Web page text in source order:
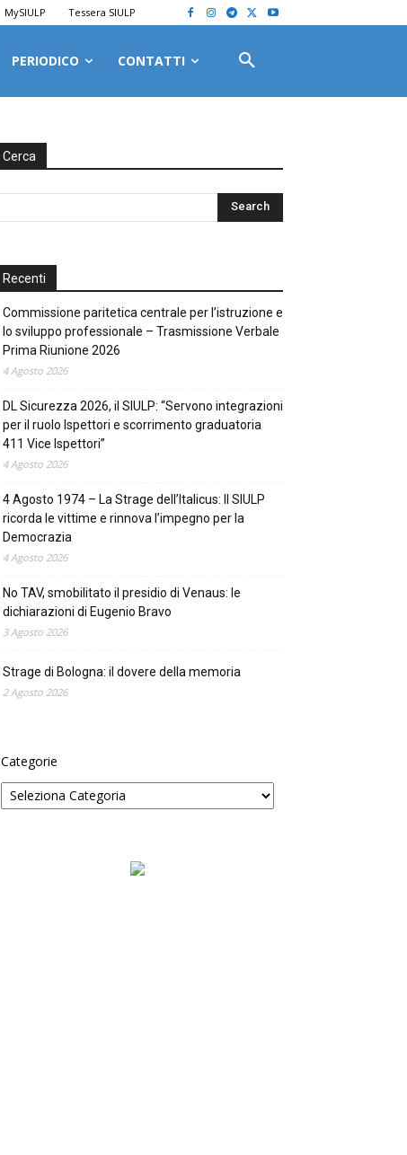
MySIULP Tessera SIULP
PERIODICO CONTATTI
Cerca
Recenti
Commissione paritetica centrale per l’istruzione e
lo sviluppo professionale – Trasmissione Verbale
Prima Riunione 2026
4 Agosto 2026
DL Sicurezza 2026, il SIULP: “Servono integrazioni
per il ruolo Ispettori e scorrimento graduatoria
411 Vice Ispettori”
4 Agosto 2026
4 Agosto 1974 – La Strage dell’Italicus: Il SIULP
ricorda le vittime e rinnova l’impegno per la
Democrazia
4 Agosto 2026
No TAV, smobilitato il presidio di Venaus: le
dichiarazioni di Eugenio Bravo
3 Agosto 2026
Strage di Bologna: il dovere della memoria
2 Agosto 2026
Categorie